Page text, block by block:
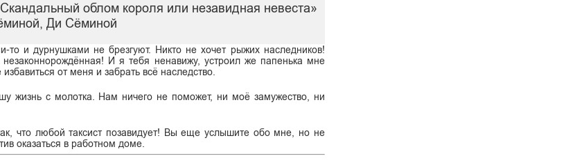
облом короля или незавидная невеста»
Ди Сёминой
и дурнушками не брезгуют. Никто не хочет рыжих наследников!
И я тебя ненавижу, устроил же папенька мне
от меня и забрать всё наследство.
жизнь с молотка. Нам ничего не поможет, ни моё замужество, ни
что любой таксист позавидует! Вы еще услышите обо мне, но не
оказаться в работном доме.